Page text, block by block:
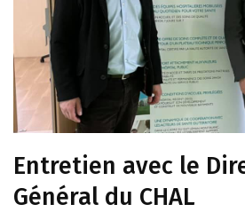
Entretien avec le
Général du CHAL